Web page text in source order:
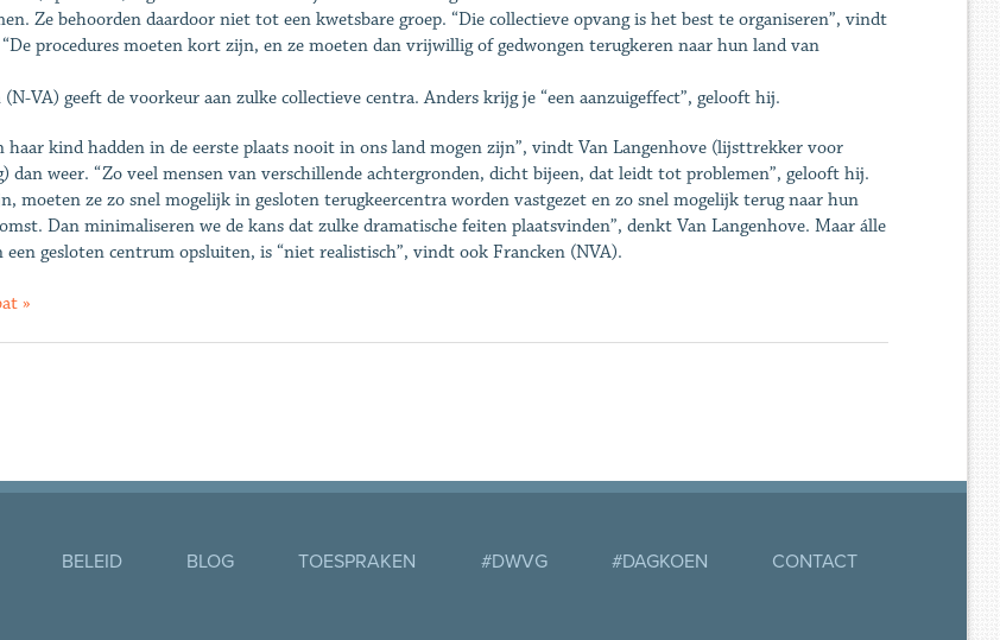
Ze behoorden daardoor niet tot een kwetsbare groep. “Die collectieve opvang is het best te organiseren”, vindt
procedures moeten kort zijn, en ze moeten dan vrijwillig of gedwongen terugkeren naar hun land van
VA) geeft de voorkeur aan zulke collectieve centra. Anders krijg je “een aanzuigeffect”, gelooft hij.
haar kind hadden in de eerste plaats nooit in ons land mogen zijn”, vindt Van Langenhove (lijsttrekker voor
dan weer. “Zo veel mensen van verschillende achtergronden, dicht bijeen, dat leidt tot problemen”, gelooft hij.
moeten ze zo snel mogelijk in gesloten terugkeercentra worden vastgezet en zo snel mogelijk terug naar hun
Dan minimaliseren we de kans dat zulke dramatische feiten plaatsvinden”, denkt Van Langenhove. Maar álle
een gesloten centrum opsluiten, is “niet realistisch”, vindt ook Francken (NVA).
»
BELEID BLOG TOESPRAKEN #DWVG #DAGKOEN CONTACT